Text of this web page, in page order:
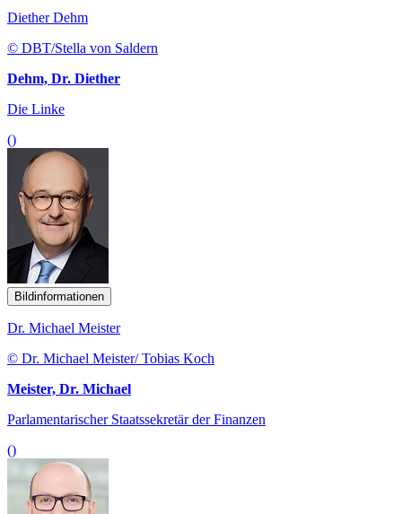
Diether Dehm
© DBT/Stella von Saldern
Dehm, Dr. Diether
Die Linke
()
Bildinformationen
Dr. Michael Meister
© Dr. Michael Meister/ Tobias Koch
Meister, Dr. Michael
Parlamentarischer Staatssekretär der Finanzen
()